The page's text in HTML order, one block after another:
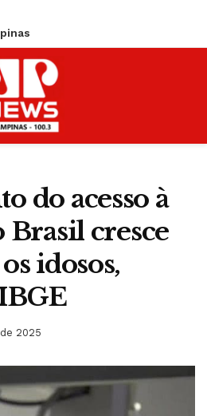
do acesso à
cresce
idosos,
2025